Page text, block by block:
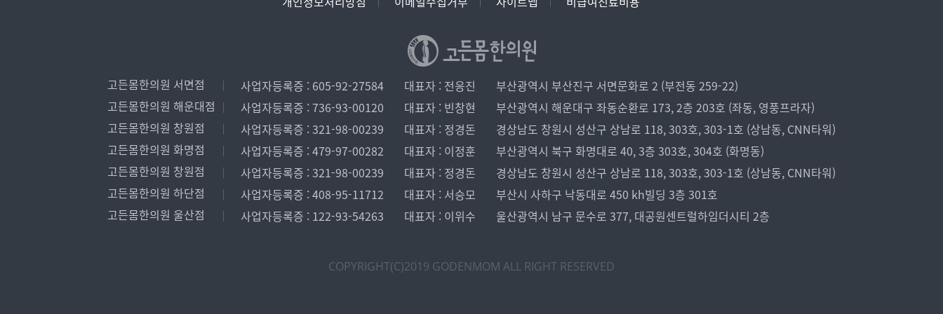
고든몸한의원 서면점 사업자등록증 : 605-92-27584 대표자 : 전응진
부산광역시 부산진구 서면문화로 2 (부전동 259-22)
고든몸한의원 해운대점
사업자등록증 : 736-93-00120 대표자 : 빈창현
부산광역시 해운대구 좌동순환로 173, 2층 203호 (좌동, 영풍프라자)
고든몸한의원 창원점
사업자등록증 : 321-98-00239 대표자 : 정경돈
경상남도 창원시 성산구 상남로 118, 303호, 303-1호 (상남동, CNN타워)
고든몸한의원 화명점
사업자등록증 : 479-97-00282 대표자 : 이정훈
부산광역시 북구 화명대로 40, 3층 303호, 304호 (화명동)
고든몸한의원 창원점
사업자등록증 : 321-98-00239 대표자 : 정경돈
경상남도 창원시 성산구 상남로 118, 303호, 303-1호 (상남동, CNN타워)
고든몸한의원 하단점
사업자등록증 : 408-95-11712 대표자 : 서승모
부산시 사하구 낙동대로 450 kh빌딩 3층 301호
고든몸한의원 울산점
사업자등록증 : 122-93-54263 대표자 : 이위수 울산광역시 남구 문수로 377, 대공원센트럴하임더시티 2층
COPYRIGHT(C)2019 GODENMOM ALL RIGHT RESERVED